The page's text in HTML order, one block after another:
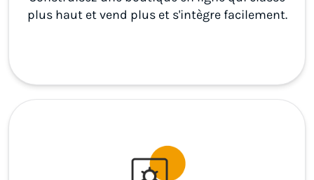
plus haut et vend plus et s'intègre facilement.